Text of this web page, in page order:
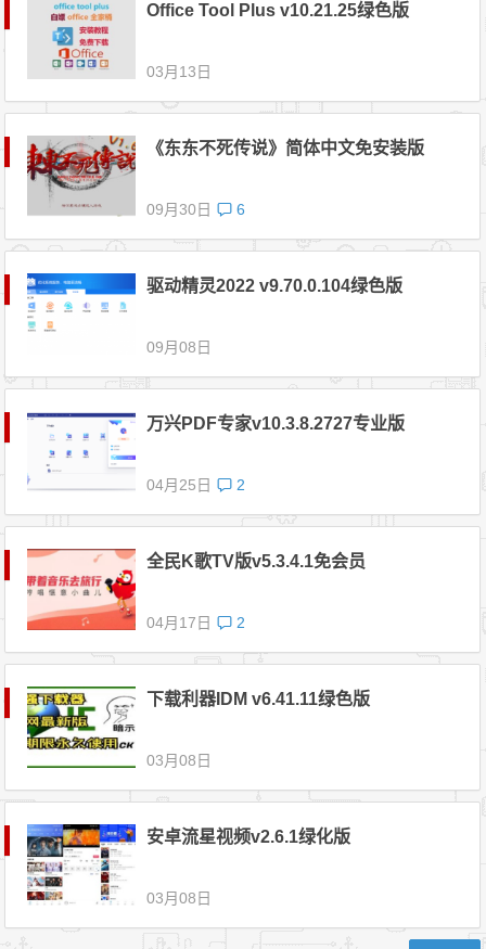
Office Tool Plus v10.21.25绿色版
03月13日
《东东不死传说》简体中文免安装版
09月30日 6
驱动精灵2022 v9.70.0.104绿色版
09月08日
万兴PDF专家v10.3.8.2727专业版
04月25日 2
全民K歌TV版v5.3.4.1免会员
04月17日 2
下载利器IDM v6.41.11绿色版
03月08日
安卓流星视频v2.6.1绿化版
03月08日